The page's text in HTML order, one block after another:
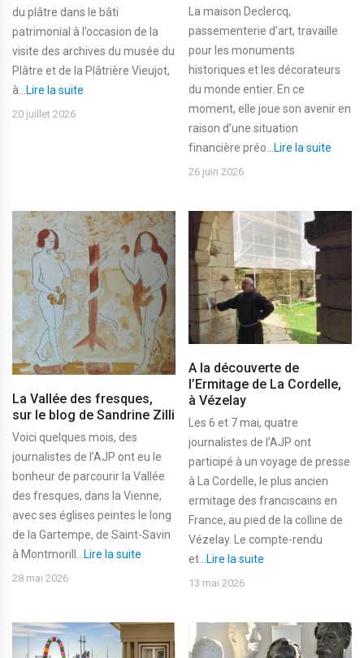
du plâtre dans le bâti
patrimonial à l’occasion de la
visite des archives du musée du
Plâtre et de la Plâtrière Vieujot,
à... Lire la suite
20 juillet 2026
La maison Declercq,
passementerie d’art, travaille
pour les monuments
historiques et les décorateurs
du monde entier. En ce
moment, elle joue son avenir en
raison d’une situation
financière préo...
Lire la suite
26 juin 2026
La Vallée des fresques,
sur le blog de Sandrine Zilli
Voici quelques mois, des
journalistes de l’AJP ont eu le
bonheur de parcourir la Vallée
des fresques, dans la Vienne,
avec ses églises peintes le long
de la Gartempe, de Saint-Savin
à Montmorill...Lire la suite
28 mai 2026
A la découverte de
l’Ermitage de La Cordelle,
à Vézelay
Les 6 et 7 mai, quatre
journalistes de l’AJP ont
participé à un voyage de presse
à La Cordelle, le plus ancien
ermitage des franciscains en
France, au pied de la colline de
Vézelay. Le compte-rendu
et...Lire la suite
13 mai 2026